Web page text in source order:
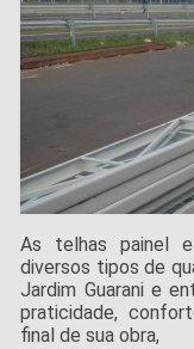
As telhas painel
diversos tipos de
Jardim Guarani e
praticidade,
final de sua obra,